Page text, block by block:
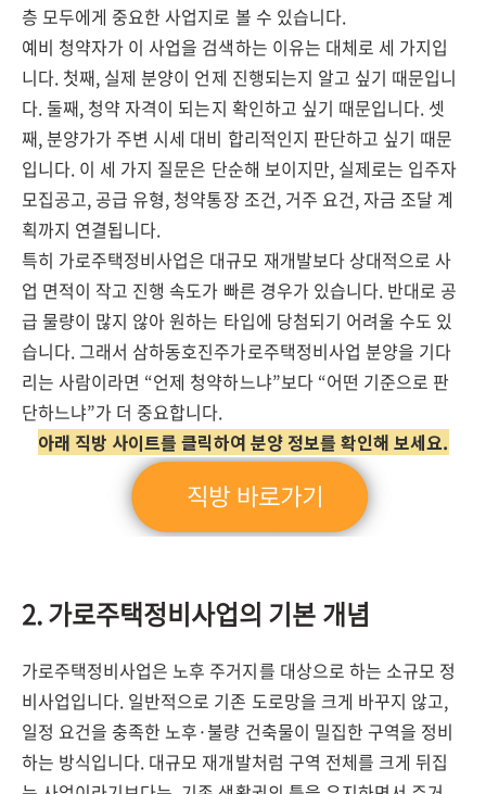
층 모두에게 중요한 사업지로 볼 수 있습니다.
예비 청약자가 이 사업을 검색하는 이유는 대체로 세 가지입
니다. 첫째, 실제 분양이 언제 진행되는지 알고 싶기 때문입니
다. 둘째, 청약 자격이 되는지 확인하고 싶기 때문입니다. 셋
째, 분양가가 주변 시세 대비 합리적인지 판단하고 싶기 때문
입니다. 이 세 가지 질문은 단순해 보이지만, 실제로는 입주자
모집공고, 공급 유형, 청약통장 조건, 거주 요건, 자금 조달 계
획까지 연결됩니다.
특히 가로주택정비사업은 대규모 재개발보다 상대적으로 사
업 면적이 작고 진행 속도가 빠른 경우가 있습니다. 반대로 공
급 물량이 많지 않아 원하는 타입에 당첨되기 어려울 수도 있
습니다. 그래서 삼하동호진주가로주택정비사업 분양을 기다
리는 사람이라면 “언제 청약하느냐”보다 “어떤 기준으로 판
단하느냐”가 더 중요합니다.
아래 직방 사이트를 클릭하여 분양 정보를 확인해 보세요.
2. 가로주택정비사업의 기본 개념
가로주택정비사업은 노후 주거지를 대상으로 하는 소규모 정
비사업입니다. 일반적으로 기존 도로망을 크게 바꾸지 않고,
일정 요건을 충족한 노후·불량 건축물이 밀집한 구역을 정비
하는 방식입니다. 대규모 재개발처럼 구역 전체를 크게 뒤집